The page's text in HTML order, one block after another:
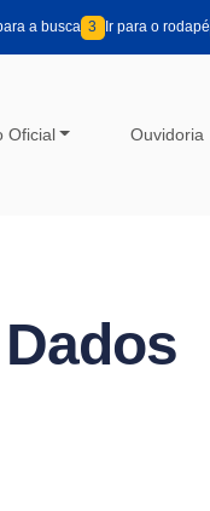
a busca 3 Ir para o rodapé
Oficial Ouvidoria